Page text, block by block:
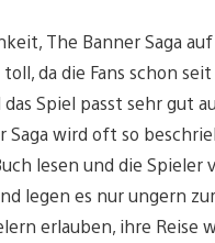
The Banner Saga
da die Fans schon
Spiel passt sehr gut
Saga wird oft so
lesen und die Spieler
legen es nur ungern
erlauben, ihre Reise